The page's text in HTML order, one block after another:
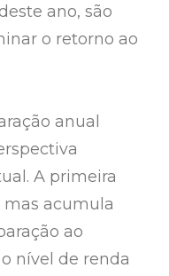
ano, são
o retorno ao
anual
A primeira
mas acumula
ao
nível de renda